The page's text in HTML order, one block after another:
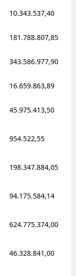
10.343.537,40
181.788.807,85
343.586.977,90
16.659.863,89
45.975.413,50
954.522,55
198.347.884,05
94.175.584,14
624.775.374,00
46.328.841,00